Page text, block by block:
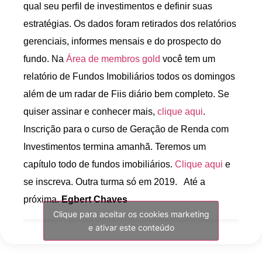
qual seu perfil de investimentos e definir suas
estratégias. Os dados foram retirados dos relatórios
gerenciais, informes mensais e do prospecto do
fundo. Na Área de membros gold você tem um
relatório de Fundos Imobiliários todos os domingos
além de um radar de Fiis diário bem completo. Se
quiser assinar e conhecer mais, clique aqui.
Inscrição para o curso de Geração de Renda com
Investimentos termina amanhã. Teremos um
capítulo todo de fundos imobiliários. Clique aqui e
se inscreva. Outra turma só em 2019. Até a
próxima.Egbert Chaves
Clique para aceitar os cookies marketing
e ativar este conteúdo